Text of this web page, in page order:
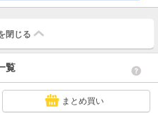
閉じる
覧
まとめ買い